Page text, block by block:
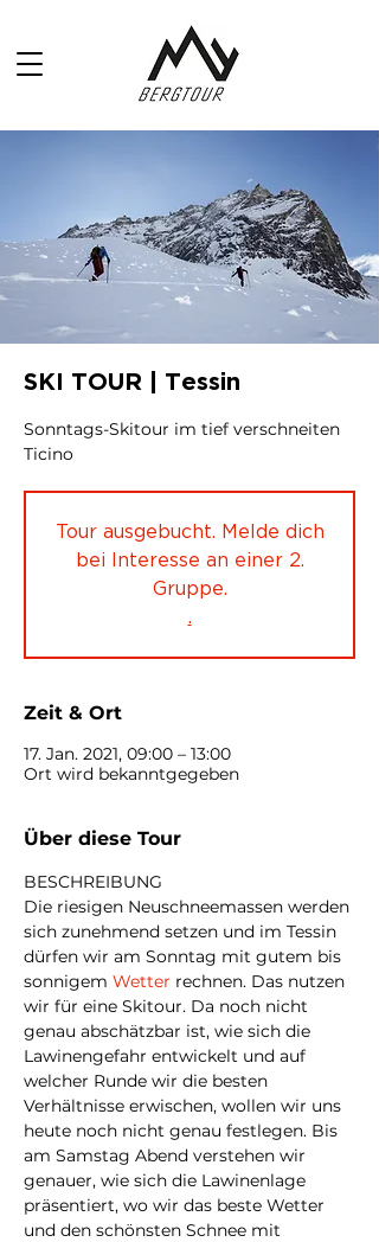
SKI TOUR | Tessin
Sonntags-Skitour im tief verschneiten
Ticino
Tour ausgebucht. Melde dich
bei Interesse an einer 2.
Gruppe.
.
Zeit & Ort
17. Jan. 2021, 09:00 – 13:00
Ort wird bekanntgegeben
Über diese Tour
BESCHREIBUNG
Die riesigen Neuschneemassen werden
sich zunehmend setzen und im Tessin
dürfen wir am Sonntag mit gutem bis
sonnigem Wetter rechnen. Das nutzen
wir für eine Skitour. Da noch nicht
genau abschätzbar ist, wie sich die
Lawinengefahr entwickelt und auf
welcher Runde wir die besten
Verhältnisse erwischen, wollen wir uns
heute noch nicht genau festlegen. Bis
am Samstag Abend verstehen wir
genauer, wie sich die Lawinenlage
präsentiert, wo wir das beste Wetter
und den schönsten Schnee mit